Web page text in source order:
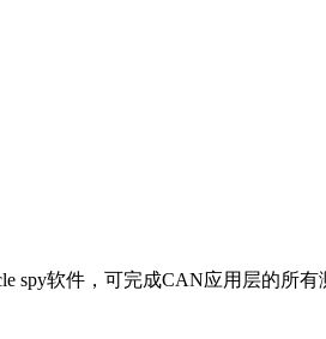
spy软件，可完成CAN应用层的所